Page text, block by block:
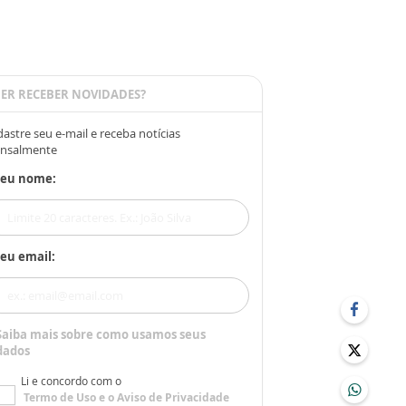
RECEBER NOVIDADES?
seu e-mail e receba notícias
nome:
email:
mais sobre como usamos seus
Li e concordo com o
Termo de Usoe oAviso de Privacidade